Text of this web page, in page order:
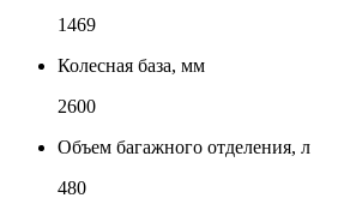
1469
Колесная база, мм
2600
Объем багажного отделения, л
480